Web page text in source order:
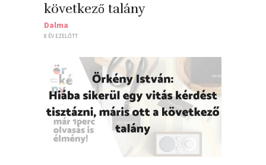
következő talány
Dalma
8 ÉV EZELŐTT